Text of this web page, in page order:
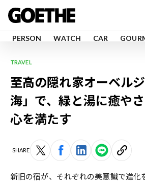
PERSON WATCH CAR
TRAVEL
至高の隠れ家オーベル
海」で、緑と湯に癒や
心を満たす
SHARE
新旧の宿が、それぞれの美意識で進化